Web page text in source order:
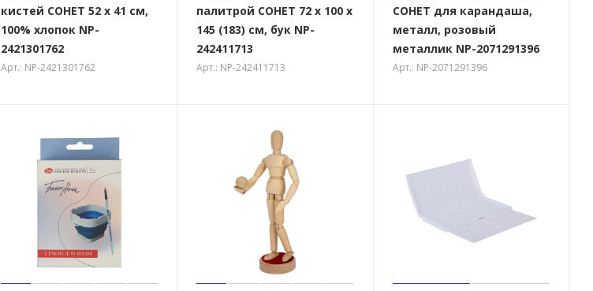
кистей СОНЕТ 52 x 41 см,
100% хлопок NP-
2421301762
Арт.: NP-2421301762
палитрой СОНЕТ 72 x 100 x
145 (183) см, бук NP-
242411713
Арт.: NP-242411713
СОНЕТ для карандаша,
металл, розовый
металлик NP-2071291396
Арт.: NP-2071291396